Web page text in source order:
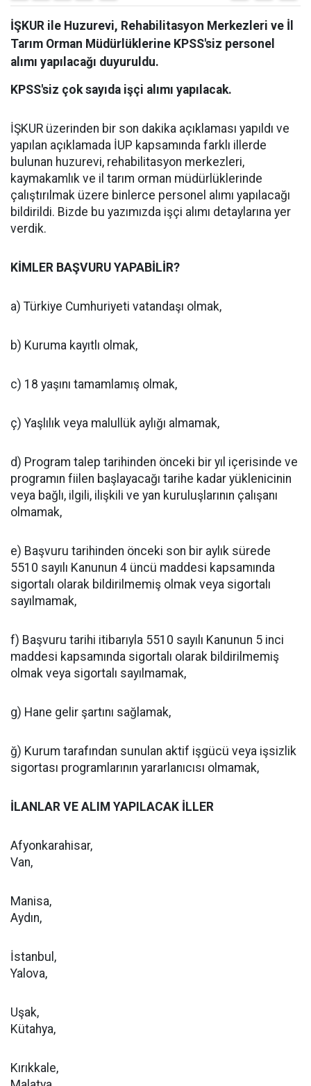
İŞKUR ile Huzurevi, Rehabilitasyon Merkezleri ve İl
Tarım Orman Müdürlüklerine KPSS'siz personel
alımı yapılacağı duyuruldu.
KPSS'siz çok sayıda işçi alımı yapılacak.
İŞKUR üzerinden bir son dakika açıklaması yapıldı ve
yapılan açıklamada İUP kapsamında farklı illerde
bulunan huzurevi, rehabilitasyon merkezleri,
kaymakamlık ve il tarım orman müdürlüklerinde
çalıştırılmak üzere binlerce personel alımı yapılacağı
bildirildi. Bizde bu yazımızda işçi alımı detaylarına yer
verdik.
KİMLER BAŞVURU YAPABİLİR?
a) Türkiye Cumhuriyeti vatandaşı olmak,
b) Kuruma kayıtlı olmak,
c) 18 yaşını tamamlamış olmak,
ç) Yaşlılık veya malullük aylığı almamak,
d) Program talep tarihinden önceki bir yıl içerisinde ve
programın fiilen başlayacağı tarihe kadar yüklenicinin
veya bağlı, ilgili, ilişkili ve yan kuruluşlarının çalışanı
olmamak,
e) Başvuru tarihinden önceki son bir aylık sürede
5510 sayılı Kanunun 4 üncü maddesi kapsamında
sigortalı olarak bildirilmemiş olmak veya sigortalı
sayılmamak,
f) Başvuru tarihi itibarıyla 5510 sayılı Kanunun 5 inci
maddesi kapsamında sigortalı olarak bildirilmemiş
olmak veya sigortalı sayılmamak,
g) Hane gelir şartını sağlamak,
ğ) Kurum tarafından sunulan aktif işgücü veya işsizlik
sigortası programlarının yararlanıcısı olmamak,
İLANLAR VE ALIM YAPILACAK İLLER
Afyonkarahisar,
Van,
Manisa,
Aydın,
İstanbul,
Yalova,
Uşak,
Kütahya,
Kırıkkale,